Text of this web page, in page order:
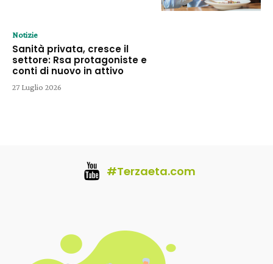
Notizie
Sanità privata, cresce il
settore: Rsa protagoniste e
conti di nuovo in attivo
27 Luglio 2026
#Terzaeta.com